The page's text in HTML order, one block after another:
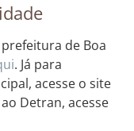
de Boa
. Já para
acesse o site
Detran, acesse